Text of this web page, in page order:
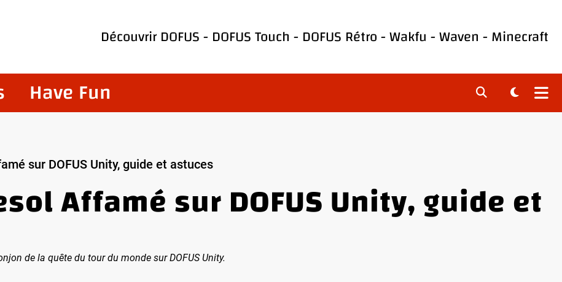
DécouvrirDOFUS-DOFUS Touch-DOFUS Rétro-Wakfu-Waven-Minecraft
Have Fun
sur DOFUS Unity, guide et astuces
Affamé sur DOFUS Unity, guide et
de la quête du tour du monde sur DOFUS Unity.